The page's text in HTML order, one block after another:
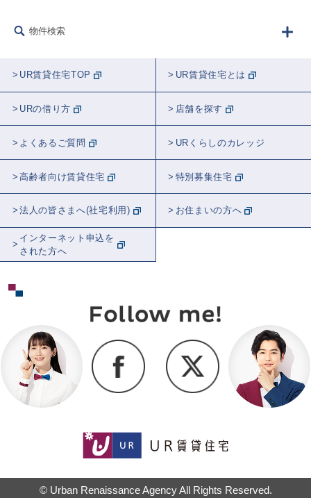
物件検索
UR賃貸住宅TOP UR賃貸住宅とは
URの借り方 店舗を探す
よくあるご質問 URくらしのカレッジ
高齢者向け賃貸住宅 特別募集住宅
法人の皆さまへ(社宅利用) お住まいの方へ
インターネット申込を
された方へ
© Urban Renaissance Agency All Rights Reserved.